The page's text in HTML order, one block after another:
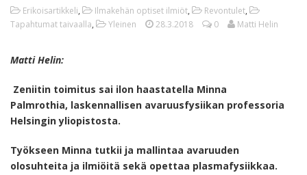
Erikoisartikkeli, Ilmakehän optiset ilmiöt, Revontulet,
Tapahtumat taivaalla, Yleinen 28.3.2018 0 Matti Helin
Matti Helin:
Zeniitin toimitus sai ilon haastatella Minna
Palmrothia, laskennallisen avaruusfysiikan professoria
Helsingin yliopistosta.
Työkseen Minna tutkii ja mallintaa avaruuden
olosuhteita ja ilmiöitä sekä opettaa plasmafysiikkaa.